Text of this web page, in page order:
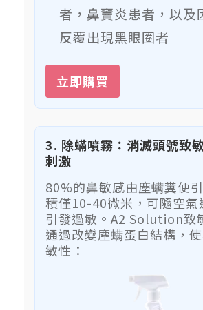
者，鼻竇炎患者，以及
反覆出現黑眼圈者
立即購買
3. 除蟎噴霧：消滅頭號致
刺激
80%的鼻敏感由塵螨糞便
積僅10-40微米，可隨空氣
引發過敏。A2 Solution致
通過改變塵螨蛋白結構，
敏性：